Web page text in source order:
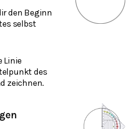
den Beginn
selbst
Linie
des
zeichnen.